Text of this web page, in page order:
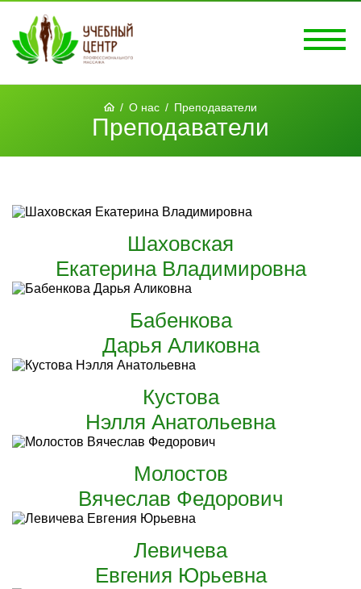
/ О нас / Преподаватели
Преподаватели
Шаховская
Екатерина Владимировна
Бабенкова
Дарья Аликовна
Кустова
Нэлля Анатольевна
Молостов
Вячеслав Федорович
Левичева
Евгения Юрьевна